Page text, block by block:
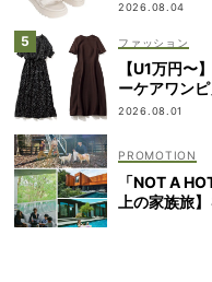
2026.08.04
ファッション
【U1万円〜
ーケアワンピ
2026.08.01
「NOT A
上の家族旅